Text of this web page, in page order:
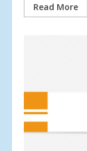
Read More